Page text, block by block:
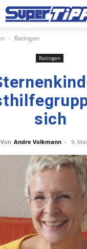
Ratingen
Ratingen
sich
Von Andre Volkmann - 9.